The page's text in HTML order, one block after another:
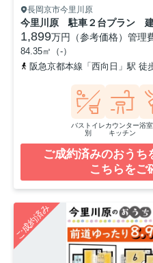
長岡京市今里川原
今里川原 駐車２台プラン 建
1,899万円（参考価格） 管理
84.35㎡（-）
阪急京都本線「西向日」駅 徒
バストイレ
別
カウンター
キッチン
浴
ご成約済みのおうち
こちらをご
ご成約済み